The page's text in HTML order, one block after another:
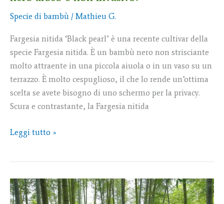
Specie di bambù / Mathieu G.
Fargesia nitida ‘Black pearl’ è una recente cultivar della
specie Fargesia nitida. È un bambù nero non strisciante
molto attraente in una piccola aiuola o in un vaso su un
terrazzo. È molto cespuglioso, il che lo rende un’ottima
scelta se avete bisogno di uno schermo per la privacy.
Scura e contrastante, la Fargesia nitida
Leggi tutto »
10
Bambù